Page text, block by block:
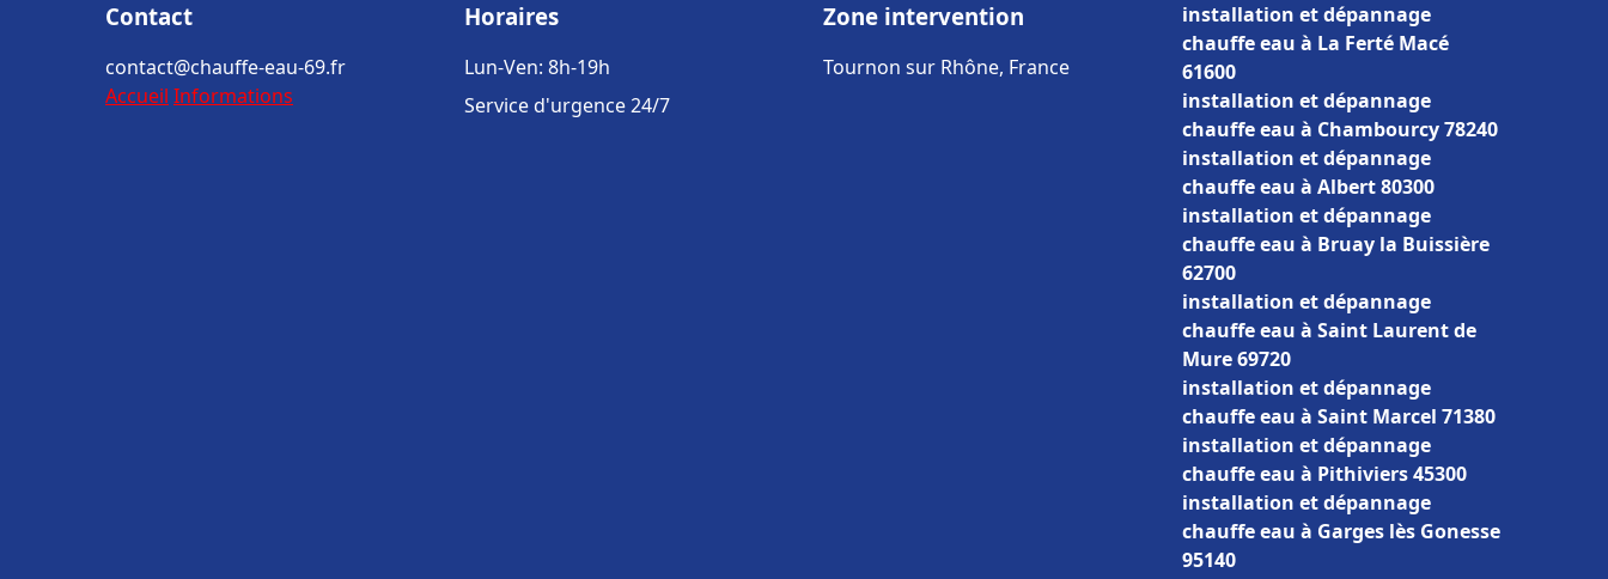
Contact
contact@chauffe-eau-69.fr
Accueil Informations
Horaires
Lun-Ven: 8h-19h
Service d'urgence 24/7
Zone intervention
Tournon sur Rhône, France
installation et dépannage
chauffe eau à La Ferté Macé
61600
installation et dépannage
chauffe eau à Chambourcy 78240
installation et dépannage
chauffe eau à Albert 80300
installation et dépannage
chauffe eau à Bruay la Buissière
62700
installation et dépannage
chauffe eau à Saint Laurent de
Mure 69720
installation et dépannage
chauffe eau à Saint Marcel 71380
installation et dépannage
chauffe eau à Pithiviers 45300
installation et dépannage
chauffe eau à Garges lès Gonesse
95140